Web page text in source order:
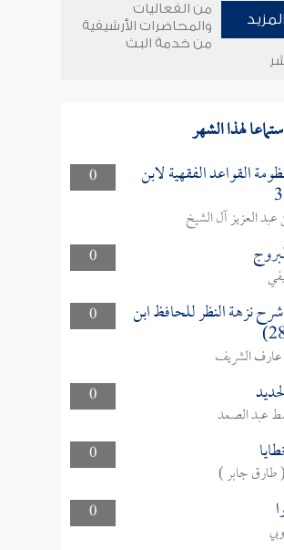
المزيد
من الفعاليات
والمحاضرات الأرشيفية
من خدمة البث
لهذا الشهر
0 القواعد الفقهية لابن
العزيز آل الشيخ
0
0
نزهة النظر للحافظ ابن
الشريف
0
عبد الصمد
0
( طارق جابر )
0